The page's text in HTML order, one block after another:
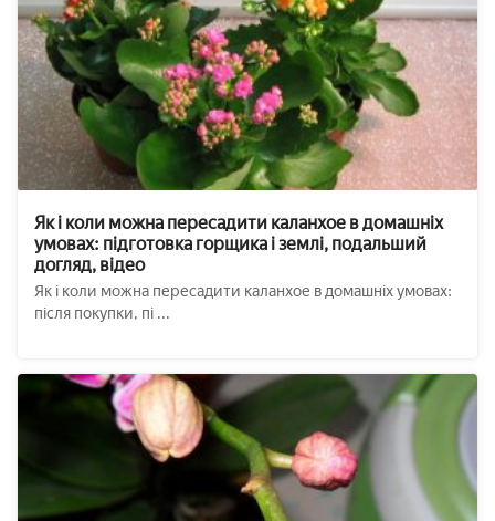
Як і коли можна пересадити каланхое в домашніх
умовах: підготовка горщика і землі, подальший
догляд, відео
Як і коли можна пересадити каланхое в домашніх умовах:
після покупки, пі ...